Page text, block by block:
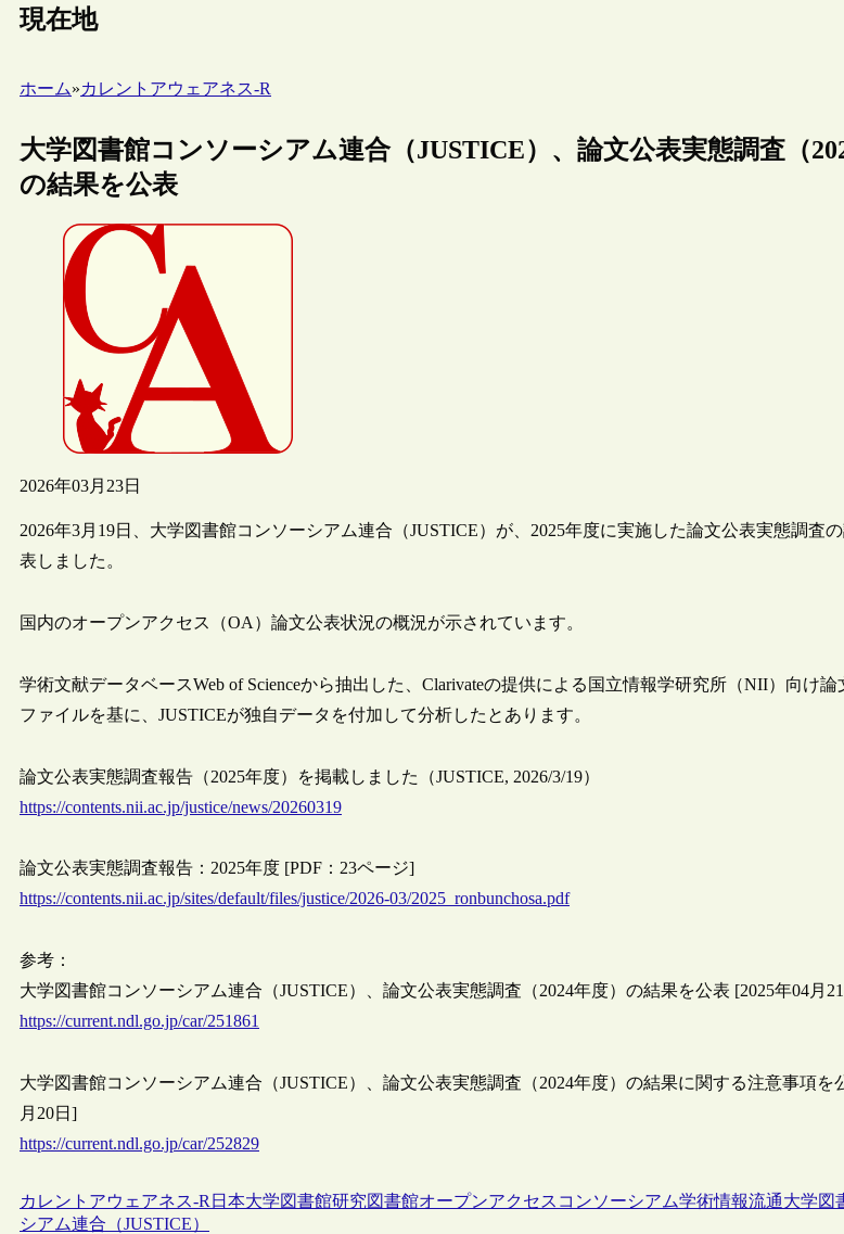
現在地
ホーム»カレントアウェアネス-R
大学図書館コンソーシアム連合（JUSTICE）、論文公表実態調査（
の結果を公表
2026年03月23日
2026年3月19日、大学図書館コンソーシアム連合（JUSTICE）が、2025年度に実施した論文公表実態調査
表しました。
国内のオープンアクセス（OA）論文公表状況の概況が示されています。
学術文献データベースWeb of Scienceから抽出した、Clarivateの提供による国立情報学研究所（NII）向け論
ファイルを基に、JUSTICEが独自データを付加して分析したとあります。
論文公表実態調査報告（2025年度）を掲載しました（JUSTICE, 2026/3/19）
https://contents.nii.ac.jp/justice/news/20260319
論文公表実態調査報告：2025年度 [PDF：23ページ]
https://contents.nii.ac.jp/sites/default/files/justice/2026-03/2025_ronbunchosa.pdf
参考：
大学図書館コンソーシアム連合（JUSTICE）、論文公表実態調査（2024年度）の結果を公表 [2025年04月
https://current.ndl.go.jp/car/251861
大学図書館コンソーシアム連合（JUSTICE）、論文公表実態調査（2024年度）の結果に関する注意事項を
月20日]
https://current.ndl.go.jp/car/252829
カレントアウェアネス-R 日本大学図書館研究図書館オープンアクセス コンソーシアム学術情報流通大学図
シアム連合（JUSTICE）